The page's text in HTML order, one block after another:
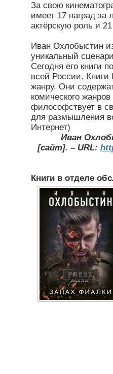
За свою
имеет 17 наград
актёрскую роль и
Иван Охлобыстин
уникальный
Сегодня его книги
всей России.
жанру. Они
комического
философствует в
для размышления
Интернет)
Иван
[сайт]. – URL:
Книги в отделе